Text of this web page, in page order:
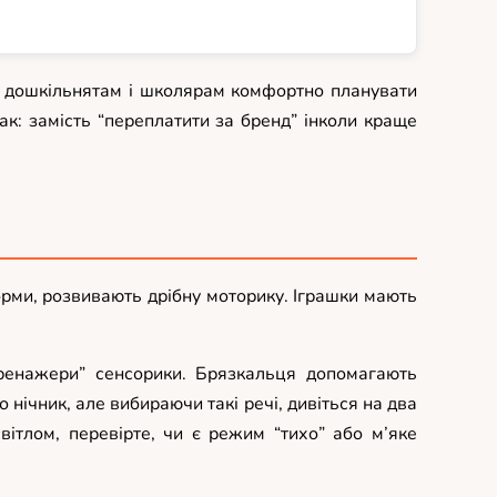
і школярам комфортно планувати
замість “переплатити за бренд” інколи краще
розвивають дрібну моторику. Іграшки мають
сенсорики. Брязкальця допомагають
але вибираючи такі речі, дивіться на два
перевірте, чи є режим “тихо” або м’яке